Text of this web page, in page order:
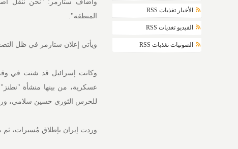
الأخبار تغذيات RSS
الفيديو تغذيات RSS
الصوتيات تغذيات RSS
وأضاف ستارمر: "نحن ننقل
المنطقة".
ويأتي إعلان ستارمر في ظل
وكانت إسرائيل قد شنت في
عسكرية، من بينها منشأة
للحرس الثوري حسين سلامي،
وردت إيران بإطلاق مُسيرات، ثم